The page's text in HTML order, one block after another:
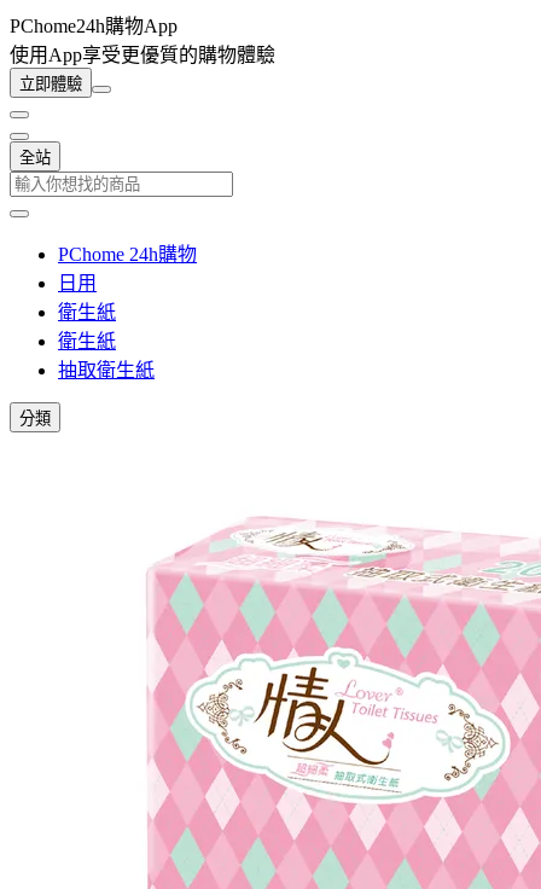
PChome24h購物App
使用App享受更優質的購物體驗
立即體驗
全站
PChome 24h購物
日用
衛生紙
衛生紙
抽取衛生紙
分類